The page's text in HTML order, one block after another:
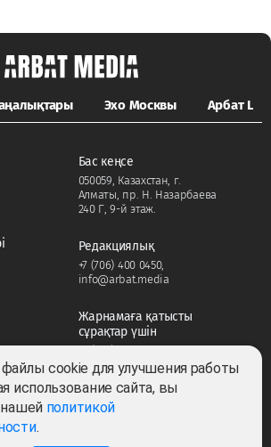
Эхо Москвы Арбат LIFE
Бас кеңсе
050059, Казахстан, г.
Алматы, пр. Н. Назарбаева
240 Г, 9-й этаж.
Редакциялық
+7 (706) 400 0450,
info@arbat.media
Жарнамаға қатысты
сұрақтар үшін
adv@arbat.media
cookie для улучшения работы
использование сайта, вы
нашей политикой
.